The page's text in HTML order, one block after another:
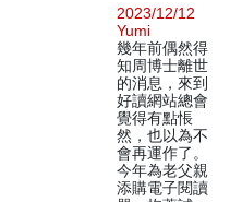
2023/12/12
Yumi
幾年前偶然得
知周博士離世
的消息，來到
好讀網站總會
覺得有點悵
然，也以為不
會再運作了。
今年為老父親
添購電子閱讀